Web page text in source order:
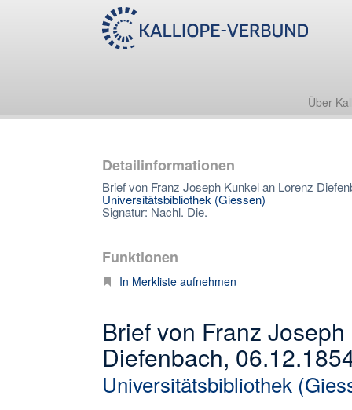
Über
Detailinformationen
Brief von Franz Joseph Kunkel an Lorenz
Universitätsbibliothek (Giessen)
Signatur: Nachl. Die.
Funktionen
In Merkliste aufnehmen
Brief von Franz
Diefenbach,
Universitätsbibliothek